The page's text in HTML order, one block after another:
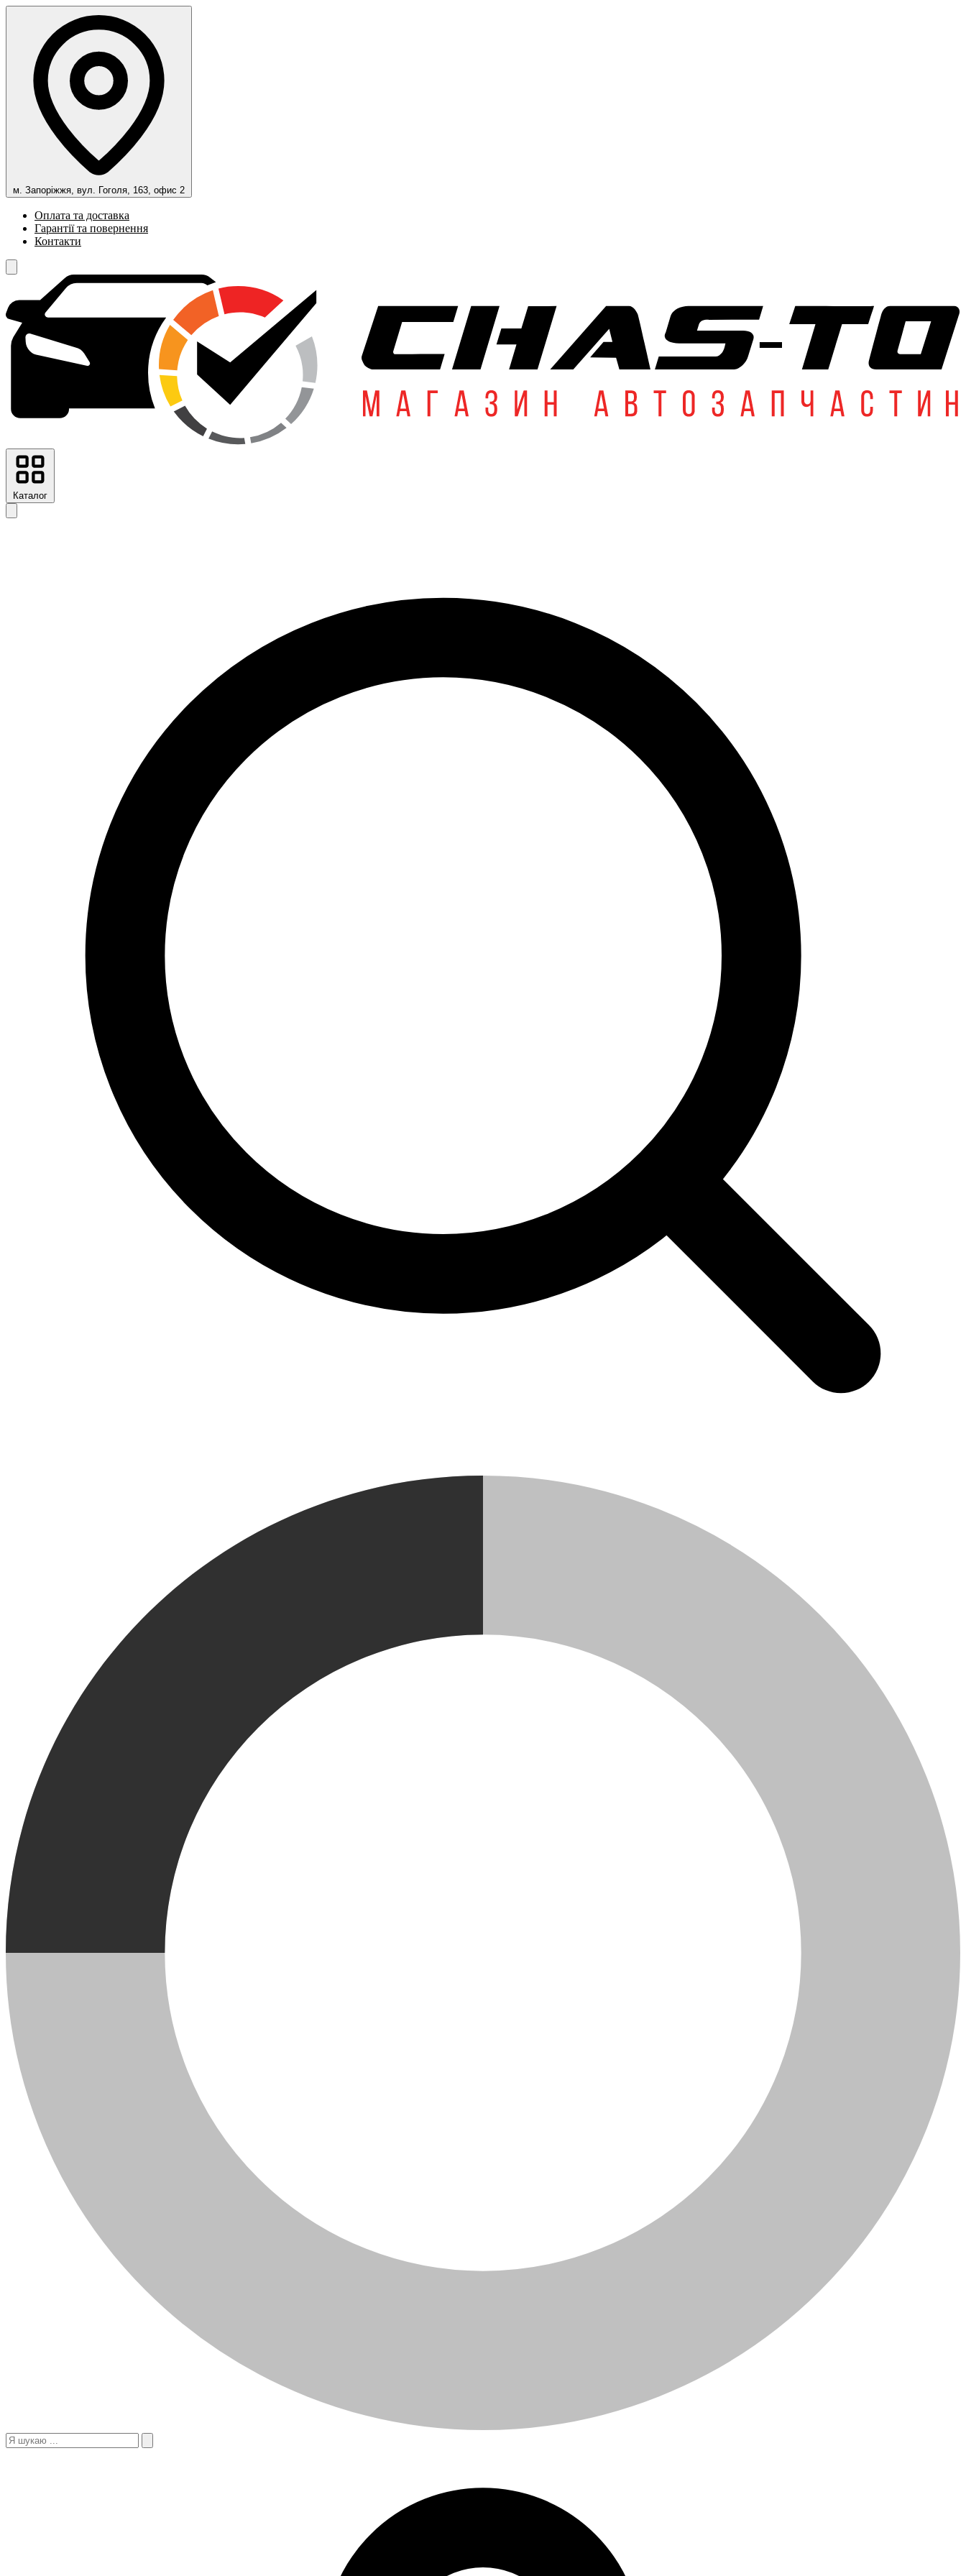
м. Запоріжжя, вул. Гоголя, 163, офис 2
Оплата та доставка
Гарантії та повернення
Контакти
Каталог